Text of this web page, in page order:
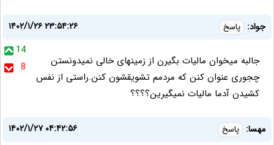
جواد: پاسخ
۱۴۰۲/۱/۲۶ ۲۳:۵۴:۲۶
14
8
جالبه میخوان مالیات بگیرن از زمینهای خالی نمیدونستن
چجوری عنوان کنن که مردمم تشویقشون کنن.راستی از نفس
کشیدن آدما مالیات نمیگیرین؟؟؟؟
مهسا: پاسخ
۱۴۰۲/۱/۲۷ ۰۴:۴۲:۵۶